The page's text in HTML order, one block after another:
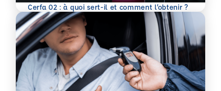
Cerfa 02 : à quoi sert-il et comment l’obtenir ?
En savoir plus